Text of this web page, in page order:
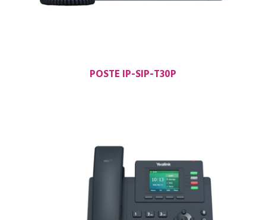
POSTE IP-SIP-T30P